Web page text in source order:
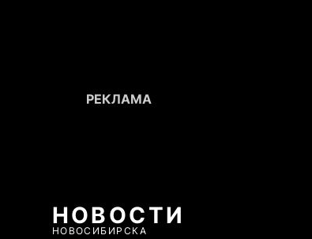
НОВОСТИ
НОВОСИБИРСКА